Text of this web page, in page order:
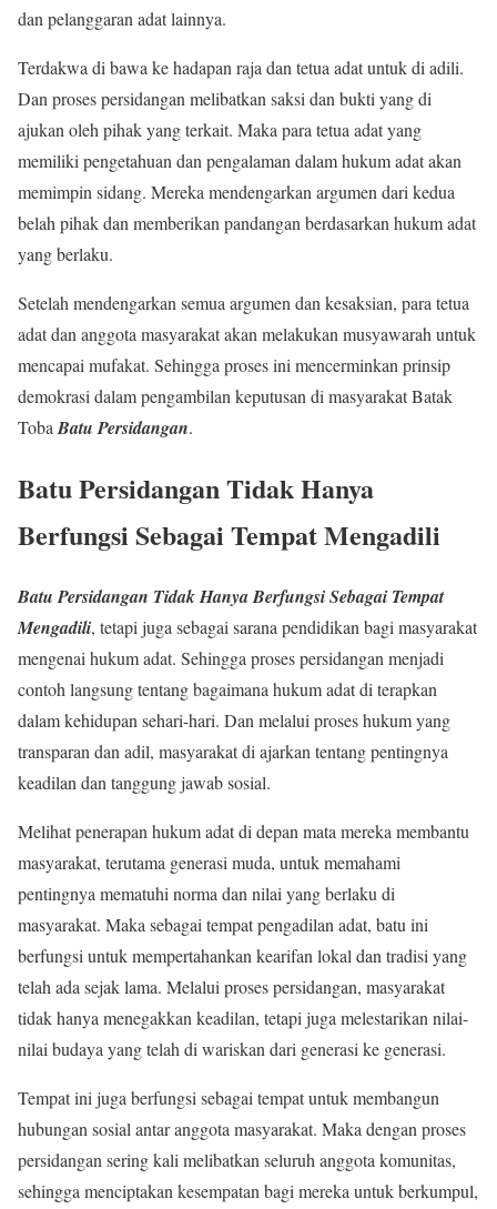
dan pelanggaran adat lainnya.
Terdakwa di bawa ke hadapan raja dan tetua adat untuk di adili.
Dan proses persidangan melibatkan saksi dan bukti yang di
ajukan oleh pihak yang terkait. Maka para tetua adat yang
memiliki pengetahuan dan pengalaman dalam hukum adat akan
memimpin sidang. Mereka mendengarkan argumen dari kedua
belah pihak dan memberikan pandangan berdasarkan hukum adat
yang berlaku.
Setelah mendengarkan semua argumen dan kesaksian, para tetua
adat dan anggota masyarakat akan melakukan musyawarah untuk
mencapai mufakat. Sehingga proses ini mencerminkan prinsip
demokrasi dalam pengambilan keputusan di masyarakat Batak
Toba Batu Persidangan.
Batu Persidangan Tidak Hanya
Berfungsi Sebagai Tempat Mengadili
Batu Persidangan Tidak Hanya Berfungsi Sebagai Tempat
Mengadili, tetapi juga sebagai sarana pendidikan bagi masyarakat
mengenai hukum adat. Sehingga proses persidangan menjadi
contoh langsung tentang bagaimana hukum adat di terapkan
dalam kehidupan sehari-hari. Dan melalui proses hukum yang
transparan dan adil, masyarakat di ajarkan tentang pentingnya
keadilan dan tanggung jawab sosial.
Melihat penerapan hukum adat di depan mata mereka membantu
masyarakat, terutama generasi muda, untuk memahami
pentingnya mematuhi norma dan nilai yang berlaku di
masyarakat. Maka sebagai tempat pengadilan adat, batu ini
berfungsi untuk mempertahankan kearifan lokal dan tradisi yang
telah ada sejak lama. Melalui proses persidangan, masyarakat
tidak hanya menegakkan keadilan, tetapi juga melestarikan nilai-
nilai budaya yang telah di wariskan dari generasi ke generasi.
Tempat ini juga berfungsi sebagai tempat untuk membangun
hubungan sosial antar anggota masyarakat. Maka dengan proses
persidangan sering kali melibatkan seluruh anggota komunitas,
sehingga menciptakan kesempatan bagi mereka untuk berkumpul,